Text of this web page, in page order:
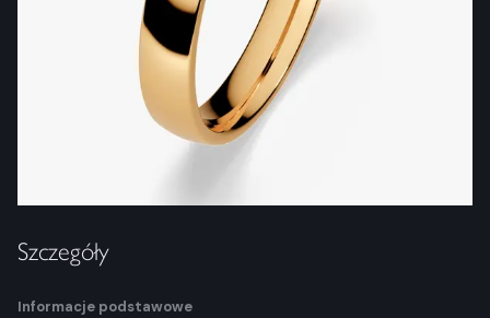
Szczegóły
Informacje podstawowe